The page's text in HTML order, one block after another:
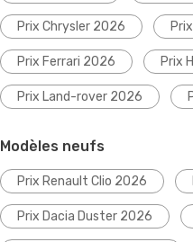
Prix Chrysler 2026
Prix Ferrari 2026 Prix
Prix Land-rover 2026
Modèles neufs
Prix Renault Clio 2026
Prix Dacia Duster 2026